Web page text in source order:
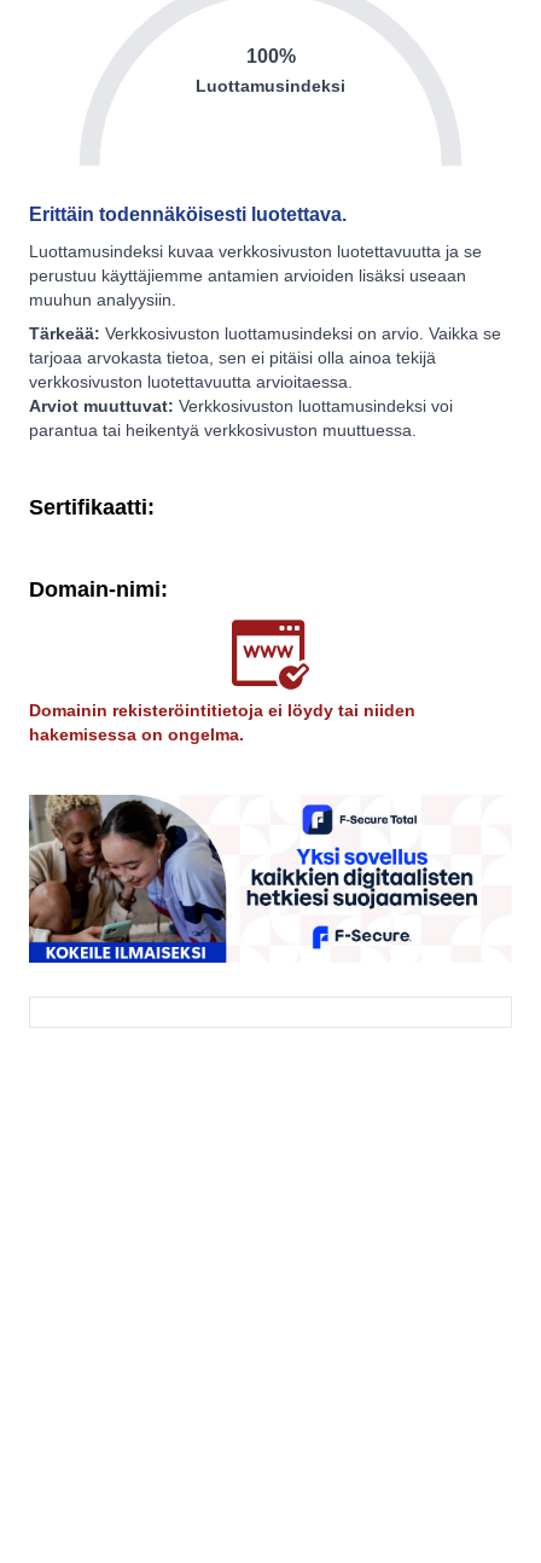
100%
Luottamusindeksi
Erittäin todennäköisesti luotettava.
Luottamusindeksi kuvaa verkkosivuston luotettavuutta ja se
perustuu käyttäjiemme antamien arvioiden lisäksi useaan
muuhun analyysiin.
Tärkeää: Verkkosivuston luottamusindeksi on arvio. Vaikka se
tarjoaa arvokasta tietoa, sen ei pitäisi olla ainoa tekijä
verkkosivuston luotettavuutta arvioitaessa.
Arviot muuttuvat: Verkkosivuston luottamusindeksi voi
parantua tai heikentyä verkkosivuston muuttuessa.
Sertifikaatti:
Domain-nimi:
Domainin rekisteröintitietoja ei löydy tai niiden
hakemisessa on ongelma.